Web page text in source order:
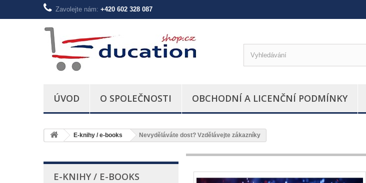
Zavolejte nám: +420 602 328 087
ÚVOD O SPOLEČNOSTI OBCHODNÍ A LICENČNÍ PODMÍNKY
E-knihy / e-books Nevyděláváte dost? Vzdělávejte zákazníky
E-KNIHY / E-BOOKS